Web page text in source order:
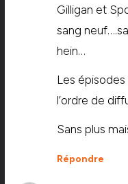
Gilligan et
sang
hein…
Les épisodes
l’ordre de
Sans plus
Répondre